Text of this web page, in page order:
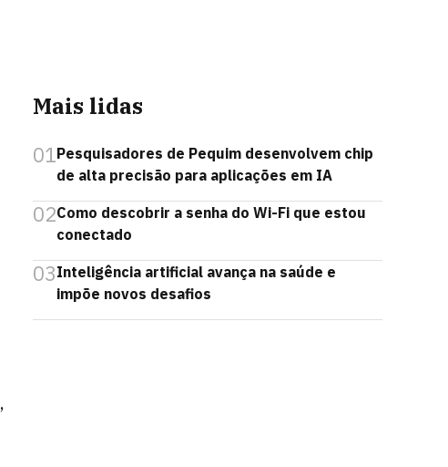
,
Mais lidas
01Pesquisadores de Pequim desenvolvem chip
de alta precisão para aplicações em IA
02Como descobrir a senha do Wi-Fi que estou
conectado
03Inteligência artificial avança na saúde e
impõe novos desafios